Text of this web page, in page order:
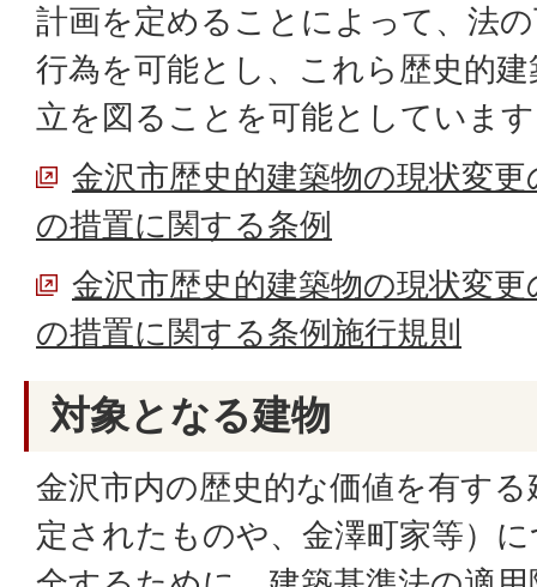
計画を定めることによって、法
行為を可能とし、これら歴史的
立を図ることを可能としていま
金沢市歴史的建築物の現状変
の措置に関する条例
金沢市歴史的建築物の現状変
の措置に関する条例施行規則
対象となる建物
金沢市内の歴史的な価値を有す
定されたものや、金澤町家等）